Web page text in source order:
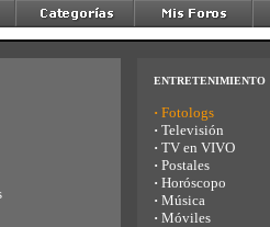
ENTRETENIMIENTO
· Fotologs
· Televisión
· TV en VIVO
· Postales
· Horóscopo
· Música
· Móviles